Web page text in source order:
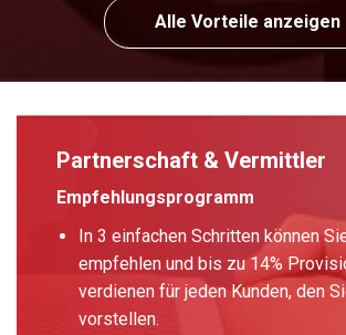
Alle Vorteile anzeigen
Partnerschaft & Vermittler
Empfehlungsprogramm
In 3 einfachen Schritten können
empfehlen und bis zu 14%
verdienen für jeden Kunden, den
vorstellen.